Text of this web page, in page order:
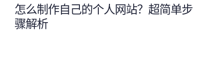
怎么制作自己的个人网站？超简单步
骤解析